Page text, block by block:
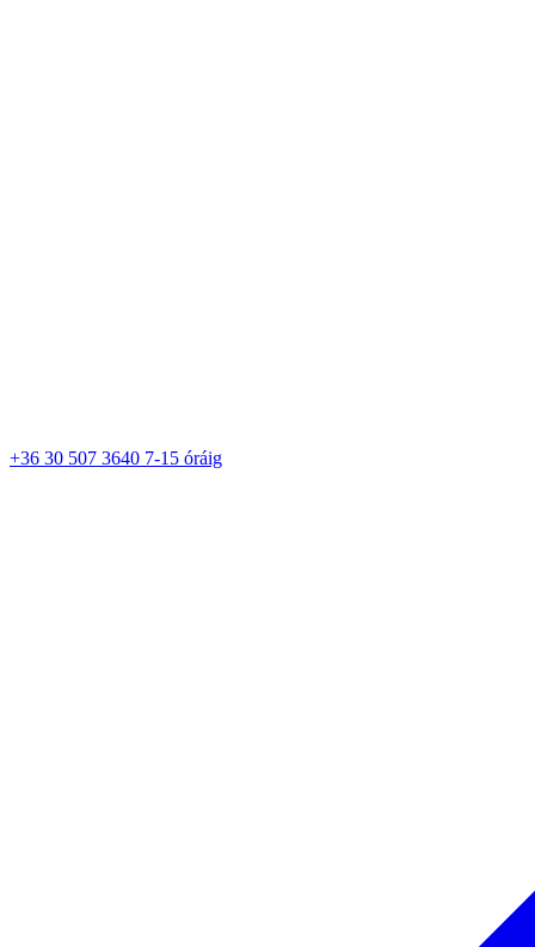
+36 30 507 3640 7-15 óráig